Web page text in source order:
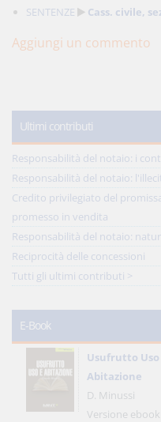
SENTENZE Cass. civile,
Aggiungi un commento
Ultimi contributi
Responsabilità del notaio: i
Responsabilità del notaio:
Credito privilegiato del
promesso in vendita
Responsabilità del notaio:
Reciprocità delle concessioni
Tutti gli ultimi contributi >
E-Book
Usufrutto Uso
Abitazione
D. Minussi
Versione ebook